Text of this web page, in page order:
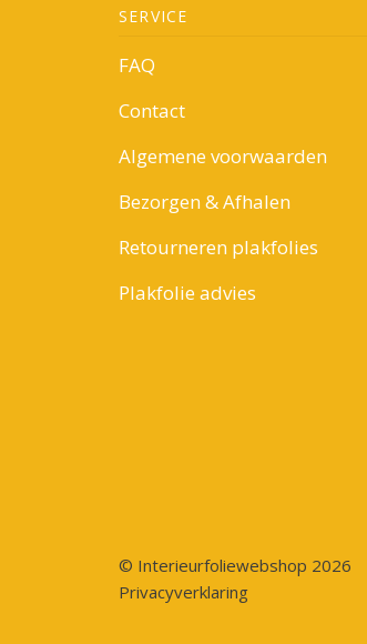
SERVICE
FAQ
Contact
Algemene voorwaarden
Bezorgen & Afhalen
Retourneren plakfolies
Plakfolie advies
© Interieurfoliewebshop 2026
Privacyverklaring